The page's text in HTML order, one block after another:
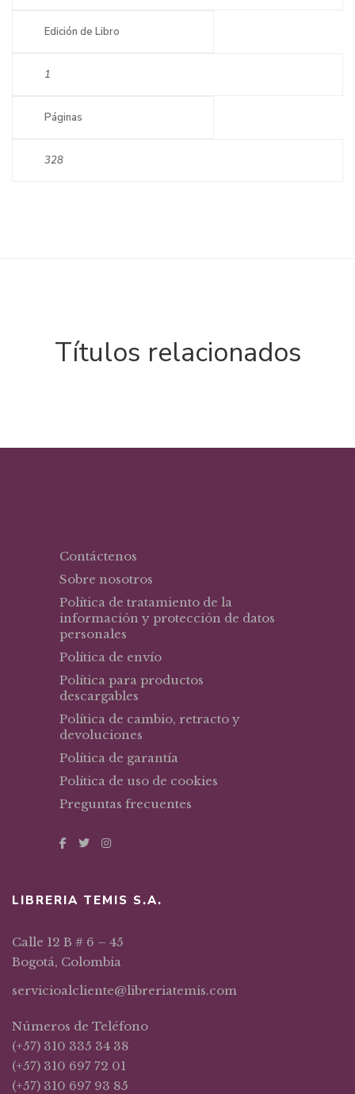
Edición de Libro
1
Páginas
328
Títulos relacionados
Contáctenos
Sobre nosotros
Política de tratamiento de la
información y protección de datos
personales
Política de envío
Política para productos
descargables
Política de cambio, retracto y
devoluciones
Política de garantía
Política de uso de cookies
Preguntas frecuentes
LIBRERIA TEMIS S.A.
Calle 12 B # 6 – 45
Bogotá, Colombia
servicioalcliente@libreriatemis.com
Números de Teléfono
(+57) 310 335 34 38
(+57) 310 697 72 01
(+57) 310 697 93 85